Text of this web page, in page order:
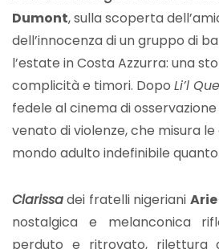
Dumont, sulla scoperta
dell’innocenza di un gruppo di
l’estate in Costa Azzurra: una
complicità e timori. Dopo Li’l
fedele al cinema di
venato di violenze, che misura
mondo adulto indefinibile
Clarissadei fratelli nigeriani
nostalgica e melanconica
perduto e ritrovato,